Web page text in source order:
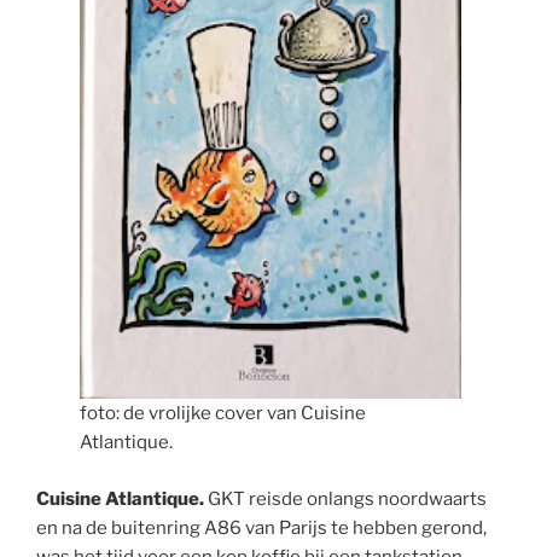
foto: de vrolijke cover van Cuisine
Atlantique.
Cuisine Atlantique. GKT reisde onlangs noordwaarts
en na de buitenring A86 van Parijs te hebben gerond,